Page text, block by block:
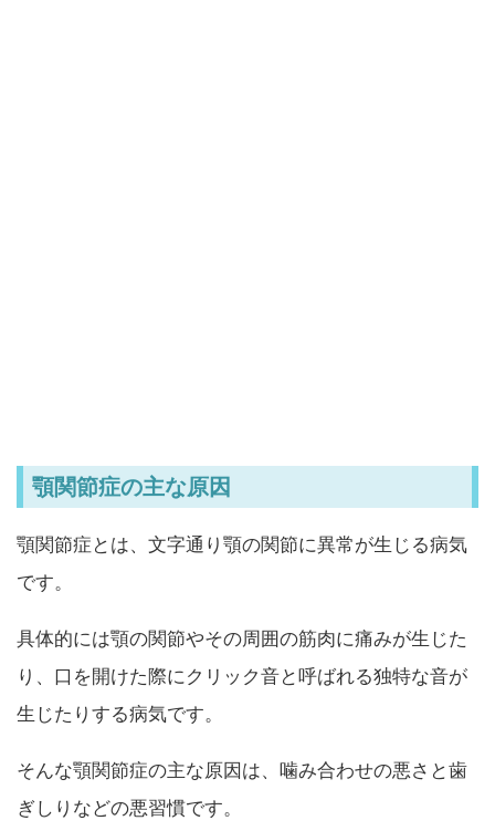
顎関節症の主な原因
顎関節症とは、文字通り顎の関節に異常が生じる病気
です。
具体的には顎の関節やその周囲の筋肉に痛みが生じた
り、口を開けた際にクリック音と呼ばれる独特な音が
生じたりする病気です。
そんな顎関節症の主な原因は、噛み合わせの悪さと歯
ぎしりなどの悪習慣です。